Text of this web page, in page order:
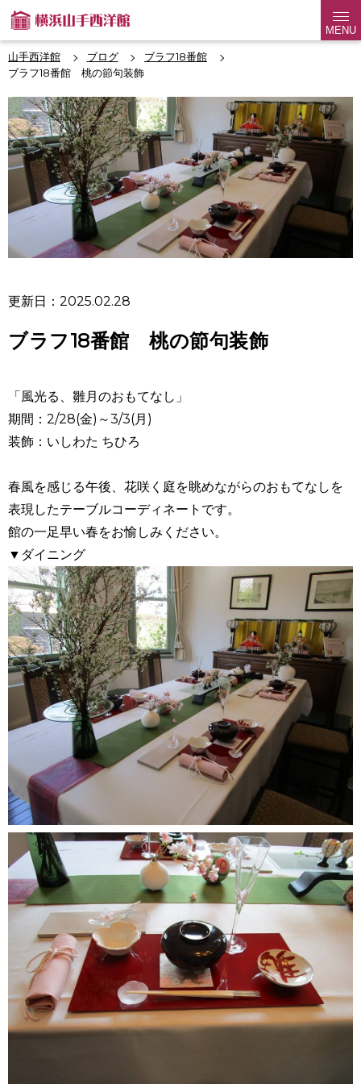
MENU
山手西洋館 ブログ
ブラフ18番館
ブラフ18番館 桃の節句装飾
更新日：2025.02.28
ブラフ18番館 桃の節句装飾
「風光る、雛月のおもてなし」
期間：2/28(金)～3/3(月)
装飾：いしわた ちひろ
春風を感じる午後、花咲く庭を眺めながらのおもてなしを
表現したテーブルコーディネートです。
館の一足早い春をお愉しみください。
▼ダイニング